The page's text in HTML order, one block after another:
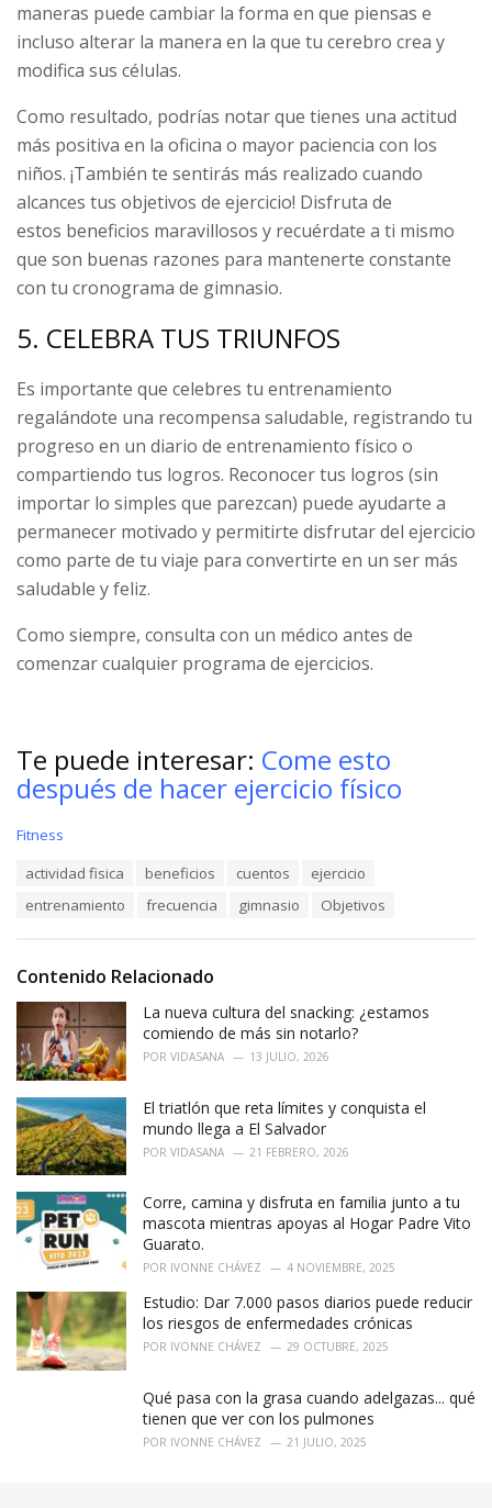
maneras puede cambiar la forma en que piensas e
incluso alterar la manera en la que tu cerebro crea y
modifica sus células.
Como resultado, podrías notar que tienes una actitud
más positiva en la oficina o mayor paciencia con los
niños. ¡También te sentirás más realizado cuando
alcances tus objetivos de ejercicio! Disfruta de
estos beneficios maravillosos y recuérdate a ti mismo
que son buenas razones para mantenerte constante
con tu cronograma de gimnasio.
5. CELEBRA TUS TRIUNFOS
Es importante que celebres tu entrenamiento
regalándote una recompensa saludable, registrando tu
progreso en un diario de entrenamiento físico o
compartiendo tus logros. Reconocer tus logros (sin
importar lo simples que parezcan) puede ayudarte a
permanecer motivado y permitirte disfrutar del ejercicio
como parte de tu viaje para convertirte en un ser más
saludable y feliz.
Como siempre, consulta con un médico antes de
comenzar cualquier programa de ejercicios.
Te puede interesar: Come esto
después de hacer ejercicio físico
C
i
:
Fitness
actividad fisica beneficios cuentos
ejercicio
entrenamiento
frecuencia gimnasio Objetivos
Contenido Relacionado
La nueva cultura del snacking: ¿estamos
comiendo de más sin notarlo?
POR VIDASANA 13 JULIO, 2026
El triatlón que reta límites y conquista el
mundo llega a El Salvador
POR VIDASANA 21 FEBRERO, 2026
Corre, camina y disfruta en familia junto a tu
mascota mientras apoyas al Hogar Padre Vito
Guarato.
POR IVONNE CHÁVEZ 4 NOVIEMBRE, 2025
Estudio: Dar 7.000 pasos diarios puede reducir
los riesgos de enfermedades crónicas
POR IVONNE CHÁVEZ 29 OCTUBRE, 2025
Qué pasa con la grasa cuando adelgazas... qué
tienen que ver con los pulmones
POR IVONNE CHÁVEZ 21 JULIO, 2025